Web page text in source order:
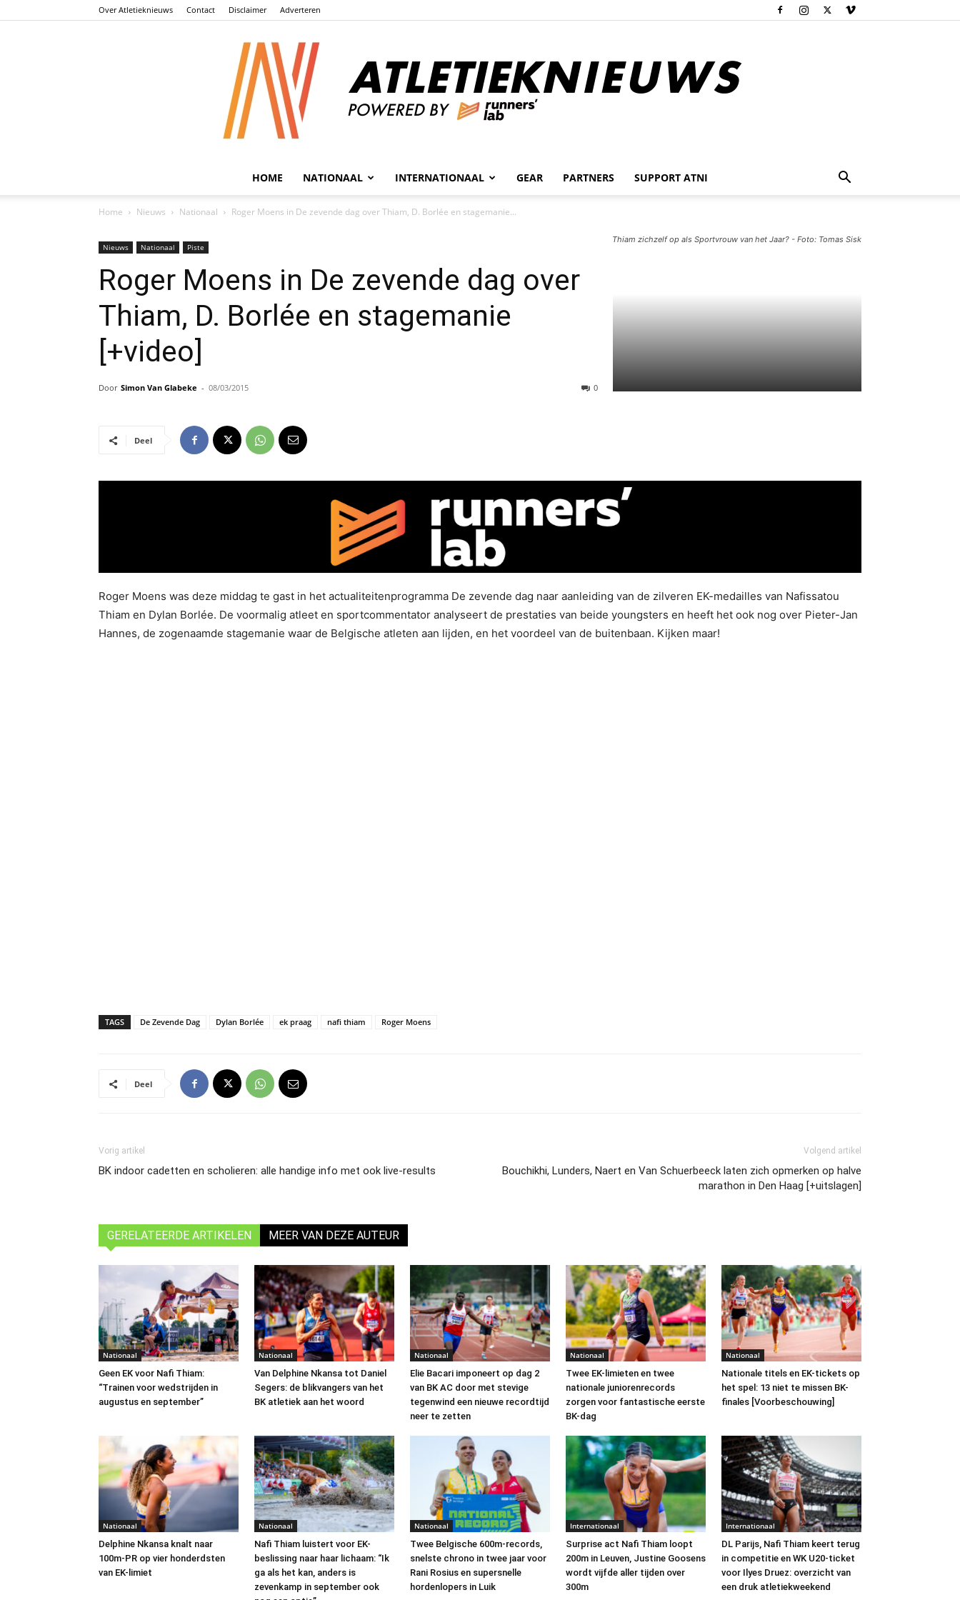
Over Atletieknieuws Contact Disclaimer Adverteren
HOME NATIONAAL INTERNATIONAAL GEAR PARTNERS SUPPORT ATNI
Home Nieuws Nationaal Roger Moens in De zevende dag over Thiam, D. Borlée en stagemanie...
Volgt Nafi Thiam zichzelf op als Sportvrouw van het Jaar? - Foto: Tomas Sisk
Nieuws Nationaal Piste
Roger Moens in De zevende dag over
Thiam, D. Borlée en stagemanie
[+video]
Door Simon Van Glabeke - 08/03/2015 0
Deel
Roger Moens was deze middag te gast in het actualiteitenprogramma De zevende dag naar aanleiding van de zilveren EK-medailles van Nafissatou
Thiam en Dylan Borlée. De voormalig atleet en sportcommentator analyseert de prestaties van beide youngsters en heeft het ook nog over Pieter-Jan
Hannes, de zogenaamde stagemanie waar de Belgische atleten aan lijden, en het voordeel van de buitenbaan. Kijken maar!
TAGS De Zevende Dag Dylan Borlée ek praag nafi thiam Roger Moens
Deel
Vorig artikel
BK indoor cadetten en scholieren: alle handige info met ook live-results
Volgend artikel
Bouchikhi, Lunders, Naert en Van Schuerbeeck laten zich opmerken op halve
marathon in Den Haag [+uitslagen]
GERELATEERDE ARTIKELEN MEER VAN DEZE AUTEUR
Nationaal
Geen EK voor Nafi Thiam:
“Trainen voor wedstrijden in
augustus en september”
Nationaal
Van Delphine Nkansa tot Daniel
Segers: de blikvangers van het
BK atletiek aan het woord
Nationaal
Elie Bacari imponeert op dag 2
van BK AC door met stevige
tegenwind een nieuwe recordtijd
neer te zetten
Nationaal
Twee EK-limieten en twee
nationale juniorenrecords
zorgen voor fantastische eerste
BK-dag
Nationaal
Nationale titels en EK-tickets op
het spel: 13 niet te missen BK-
finales [Voorbeschouwing]
Nationaal
Delphine Nkansa knalt naar
100m-PR op vier honderdsten
van EK-limiet
Nationaal
Nafi Thiam luistert voor EK-
beslissing naar haar lichaam: “Ik
ga als het kan, anders is
zevenkamp in september ook
Nationaal
Twee Belgische 600m-records,
snelste chrono in twee jaar voor
Rani Rosius en supersnelle
hordenlopers in Luik
Internationaal
Surprise act Nafi Thiam loopt
200m in Leuven, Justine Goosens
wordt vijfde aller tijden over
300m
Internationaal
DL Parijs, Nafi Thiam keert terug
in competitie en WK U20-ticket
voor Ilyes Druez: overzicht van
een druk atletiekweekend